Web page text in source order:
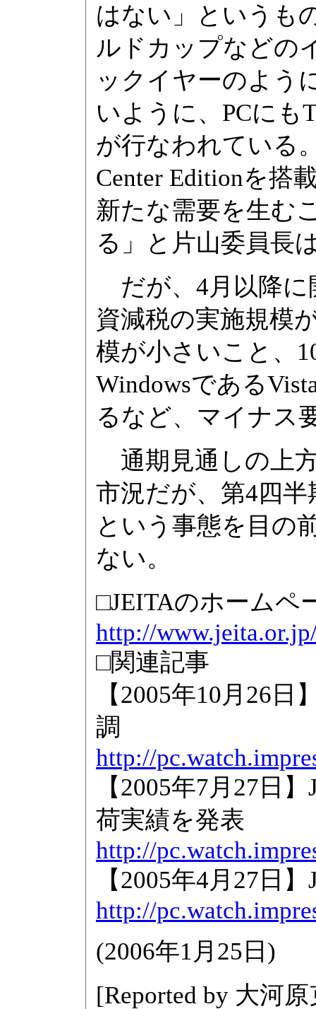
はない」というも
ルドカップなどの
ックイヤーのよう
いように、PCに
が行なわれている
Center Editionを搭
新たな需要を生む
る」と片山委員長
だが、4月以降に
資減税の実施規模
模が小さいこと、
Windowsである
るなど、マイナス
通期見通しの上
市況だが、第4四
という事態を目の
ない。
□JEITAのホームペ
http://
□関連記事
【2005年10月26
調
http://
【2005年7月27日
荷実績を発表
http://
【2005年4月27日
http://
(2006年1月25日 )
[Reported by 大河原